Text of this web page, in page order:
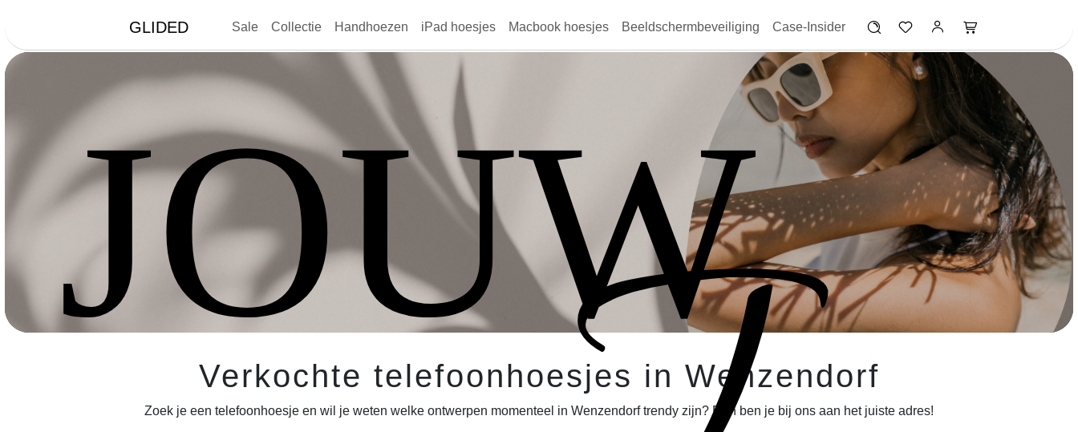
GLIDED Sale Collectie Handhoezen iPad hoesjes Macbook hoesjes Beeldschermbeveiliging Case-Insider
JOUW
Verkochte telefoonhoesjes in Wenzendorf
Zoek je een telefoonhoesje en wil je weten welke ontwerpen momenteel in Wenzendorf trendy zijn? Dan ben je bij ons aan het juiste adres!